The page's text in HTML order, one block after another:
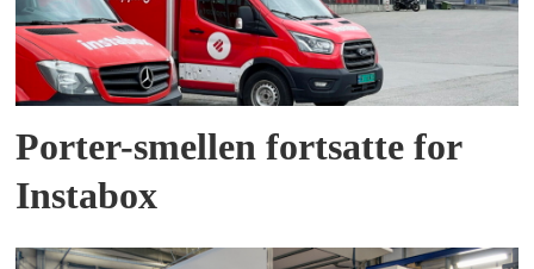
Porter-smellen fortsatte for
Instabox